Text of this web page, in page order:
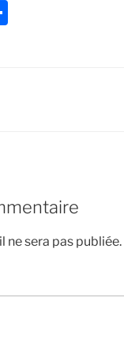
ne sera pas publiée.